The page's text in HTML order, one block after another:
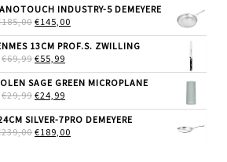
WAS:
€319,00.
IS:
INDUSTRY-5 DEMEYERE
185,00 OORSPRONKELIJKE
WAS:
€185,00.
€145,00
IS:
13CM PROF.S. ZWILLING
€69,99 OORSPRONKELIJKE
WAS:
€69,99.
€55,99
IS:
SAGE GREEN MICROPLANE
€29,99 OORSPRONKELIJKE
WAS:
€29,99.
€24,99
IS:
€24,99.
SILVER-7PRO DEMEYERE
239,00 OORSPRONKELIJKE
€189,00